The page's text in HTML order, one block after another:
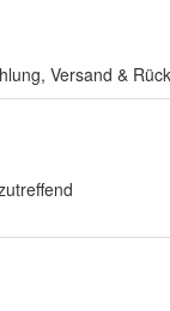
Versand &